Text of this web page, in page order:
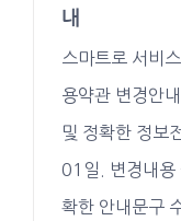
내
스마트로 서비
용약관 변경안
및 정확한 정보
01일. 변경내용
확한 안내문구